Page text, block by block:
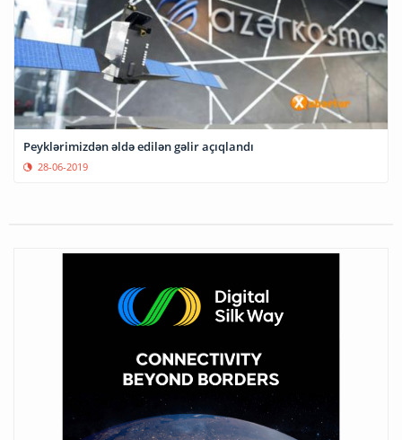
Peyklərimizdən əldə edilən gəlir açıqlandı
28-06-2019